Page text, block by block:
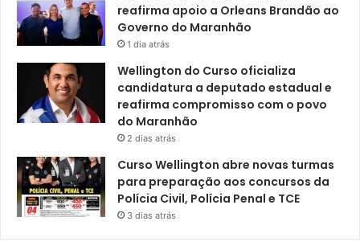
reafirma apoio a Orleans Brandão ao
Governo do Maranhão
1 dia atrás
Wellington do Curso oficializa
candidatura a deputado estadual e
reafirma compromisso com o povo
do Maranhão
2 dias atrás
Curso Wellington abre novas turmas
para preparação aos concursos da
Polícia Civil, Polícia Penal e TCE
3 dias atrás